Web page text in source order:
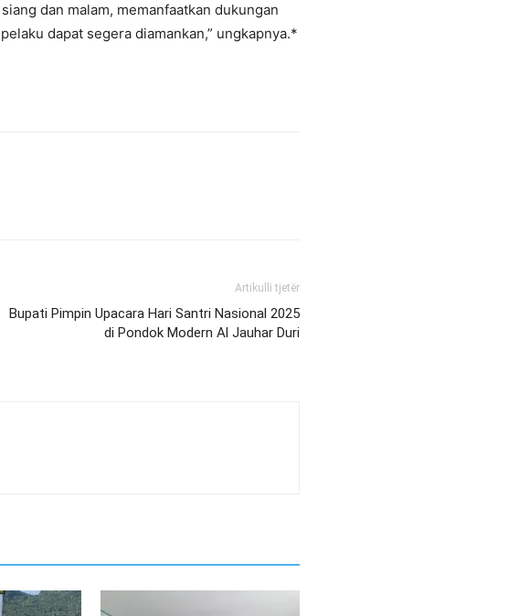
dan malam, memanfaatkan dukungan
dapat segera diamankan,” ungkapnya.*
Artikulli tjetër
Bupati Pimpin Upacara Hari Santri Nasional 2025
di Pondok Modern Al Jauhar Duri